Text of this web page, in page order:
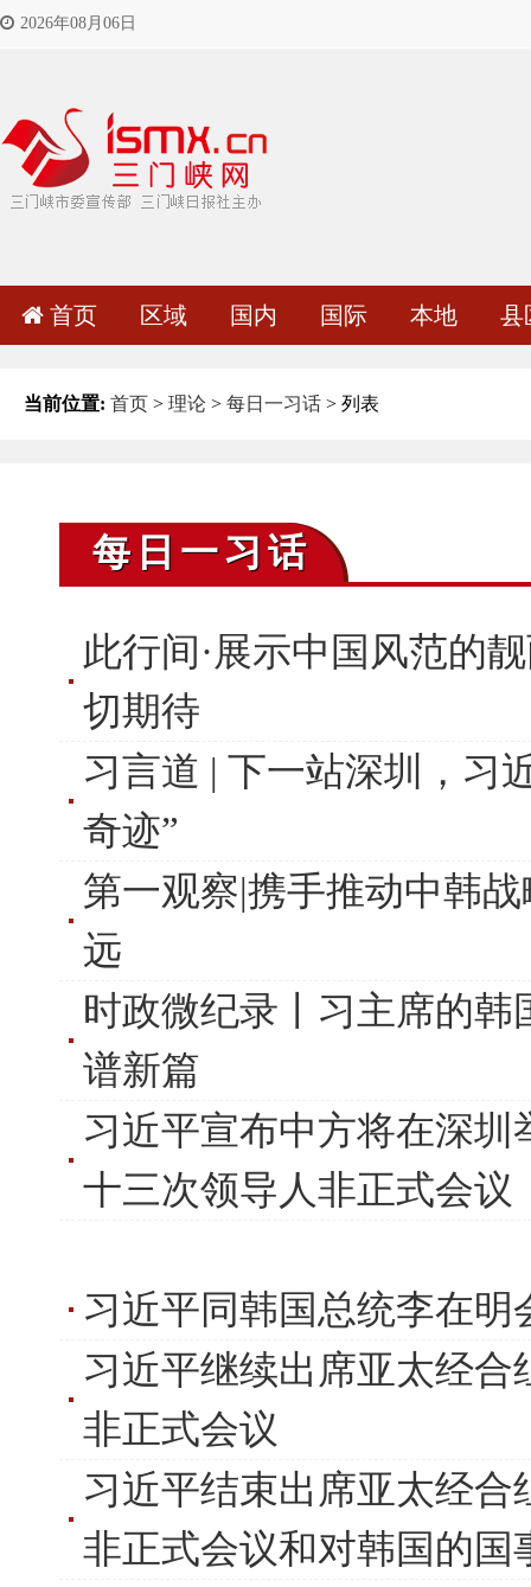
2026年08月06日
首页 区域 国内 国际 本地 县
当前位置: 首页 > 理论 > 每日一习话 > 列表
每日一习话
此行间·展示中国风范的
切期待
习言道 | 下一站深圳，习
奇迹”
第一观察|携手推动中韩
远
时政微纪录丨习主席的韩
谱新篇
习近平宣布中方将在深
十三次领导人非正式会议
习近平同韩国总统李在明
习近平继续出席亚太经
非正式会议
习近平结束出席亚太经
非正式会议和对韩国的国